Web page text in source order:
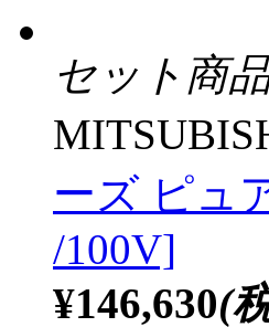
セット商
ーズ ピュ
/100V]
¥146,630(